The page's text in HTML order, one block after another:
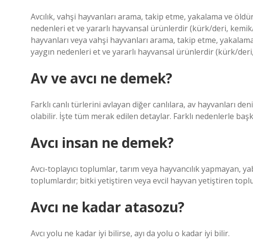
Avcılık, vahşi hayvanları arama, takip etme, yakalama ve
nedenleri et ve yararlı hayvansal ürünlerdir (kürk/deri,
hayvanları veya vahşi hayvanları arama, takip etme,
yaygın nedenleri et ve yararlı hayvansal ürünlerdir (kürk/
Av ve avcı ne demek?
Farklı canlı türlerini avlayan diğer canlılara, av hayvanları
olabilir. İşte tüm merak edilen detaylar. Farklı nedenlerle
Avcı insan ne demek?
Avcı-toplayıcı toplumlar, tarım veya hayvancılık
toplumlardır; bitki yetiştiren veya evcil hayvan yetiştiren
Avcı ne kadar atasozu?
Avcı yolu ne kadar iyi bilirse, ayı da yolu o kadar iyi bilir.